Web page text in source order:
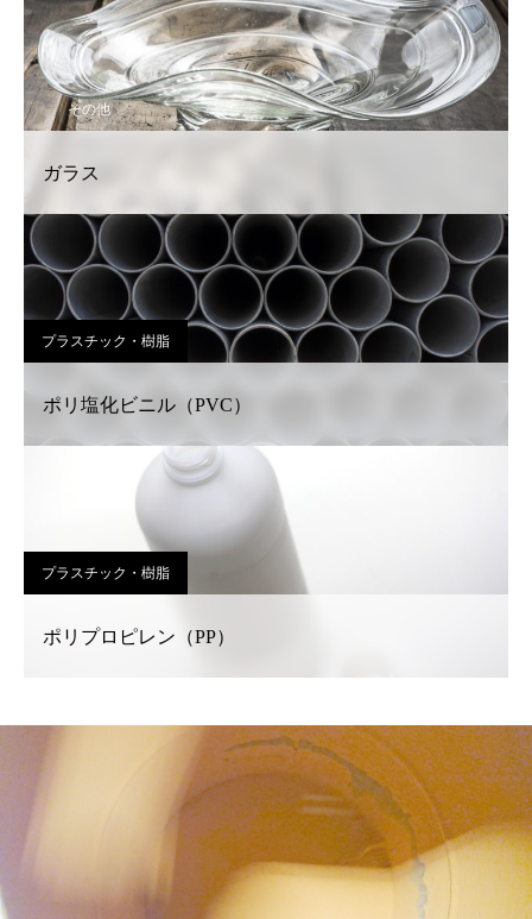
その他
ガラス
プラスチック・樹脂
ポリ塩化ビニル（PVC）
プラスチック・樹脂
ポリプロピレン（PP）